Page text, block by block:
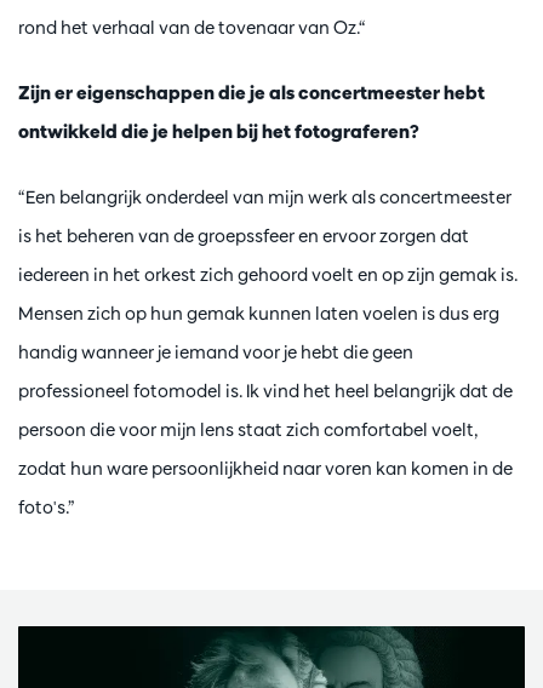
rond het verhaal van de tovenaar van Oz.“
Zijn er eigenschappen die je als concertmeester hebt
ontwikkeld die je helpen bij het fotograferen?
“Een belangrijk onderdeel van mijn werk als concertmeester
is het beheren van de groepssfeer en ervoor zorgen dat
iedereen in het orkest zich gehoord voelt en op zijn gemak is.
Mensen zich op hun gemak kunnen laten voelen is dus erg
handig wanneer je iemand voor je hebt die geen
professioneel fotomodel is. Ik vind het heel belangrijk dat de
persoon die voor mijn lens staat zich comfortabel voelt,
zodat hun ware persoonlijkheid naar voren kan komen in de
foto's.”